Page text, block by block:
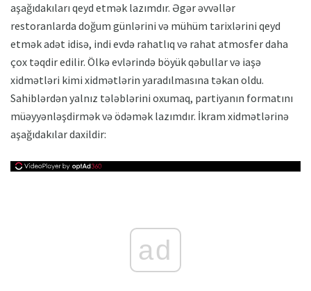
aşağıdakıları qeyd etmək lazımdır. Əgər əvvəllər
restoranlarda doğum günlərini və mühüm tarixlərini qeyd
etmək adət idisə, indi evdə rahatlıq və rahat atmosfer daha
çox təqdir edilir. Ölkə evlərində böyük qəbullar və iaşə
xidmətləri kimi xidmətlərin yaradılmasına təkan oldu.
Sahiblərdən yalnız tələblərini oxumaq, partiyanın formatını
müəyyənləşdirmək və ödəmək lazımdır. İkram xidmətlərinə
aşağıdakılar daxildir:
ad